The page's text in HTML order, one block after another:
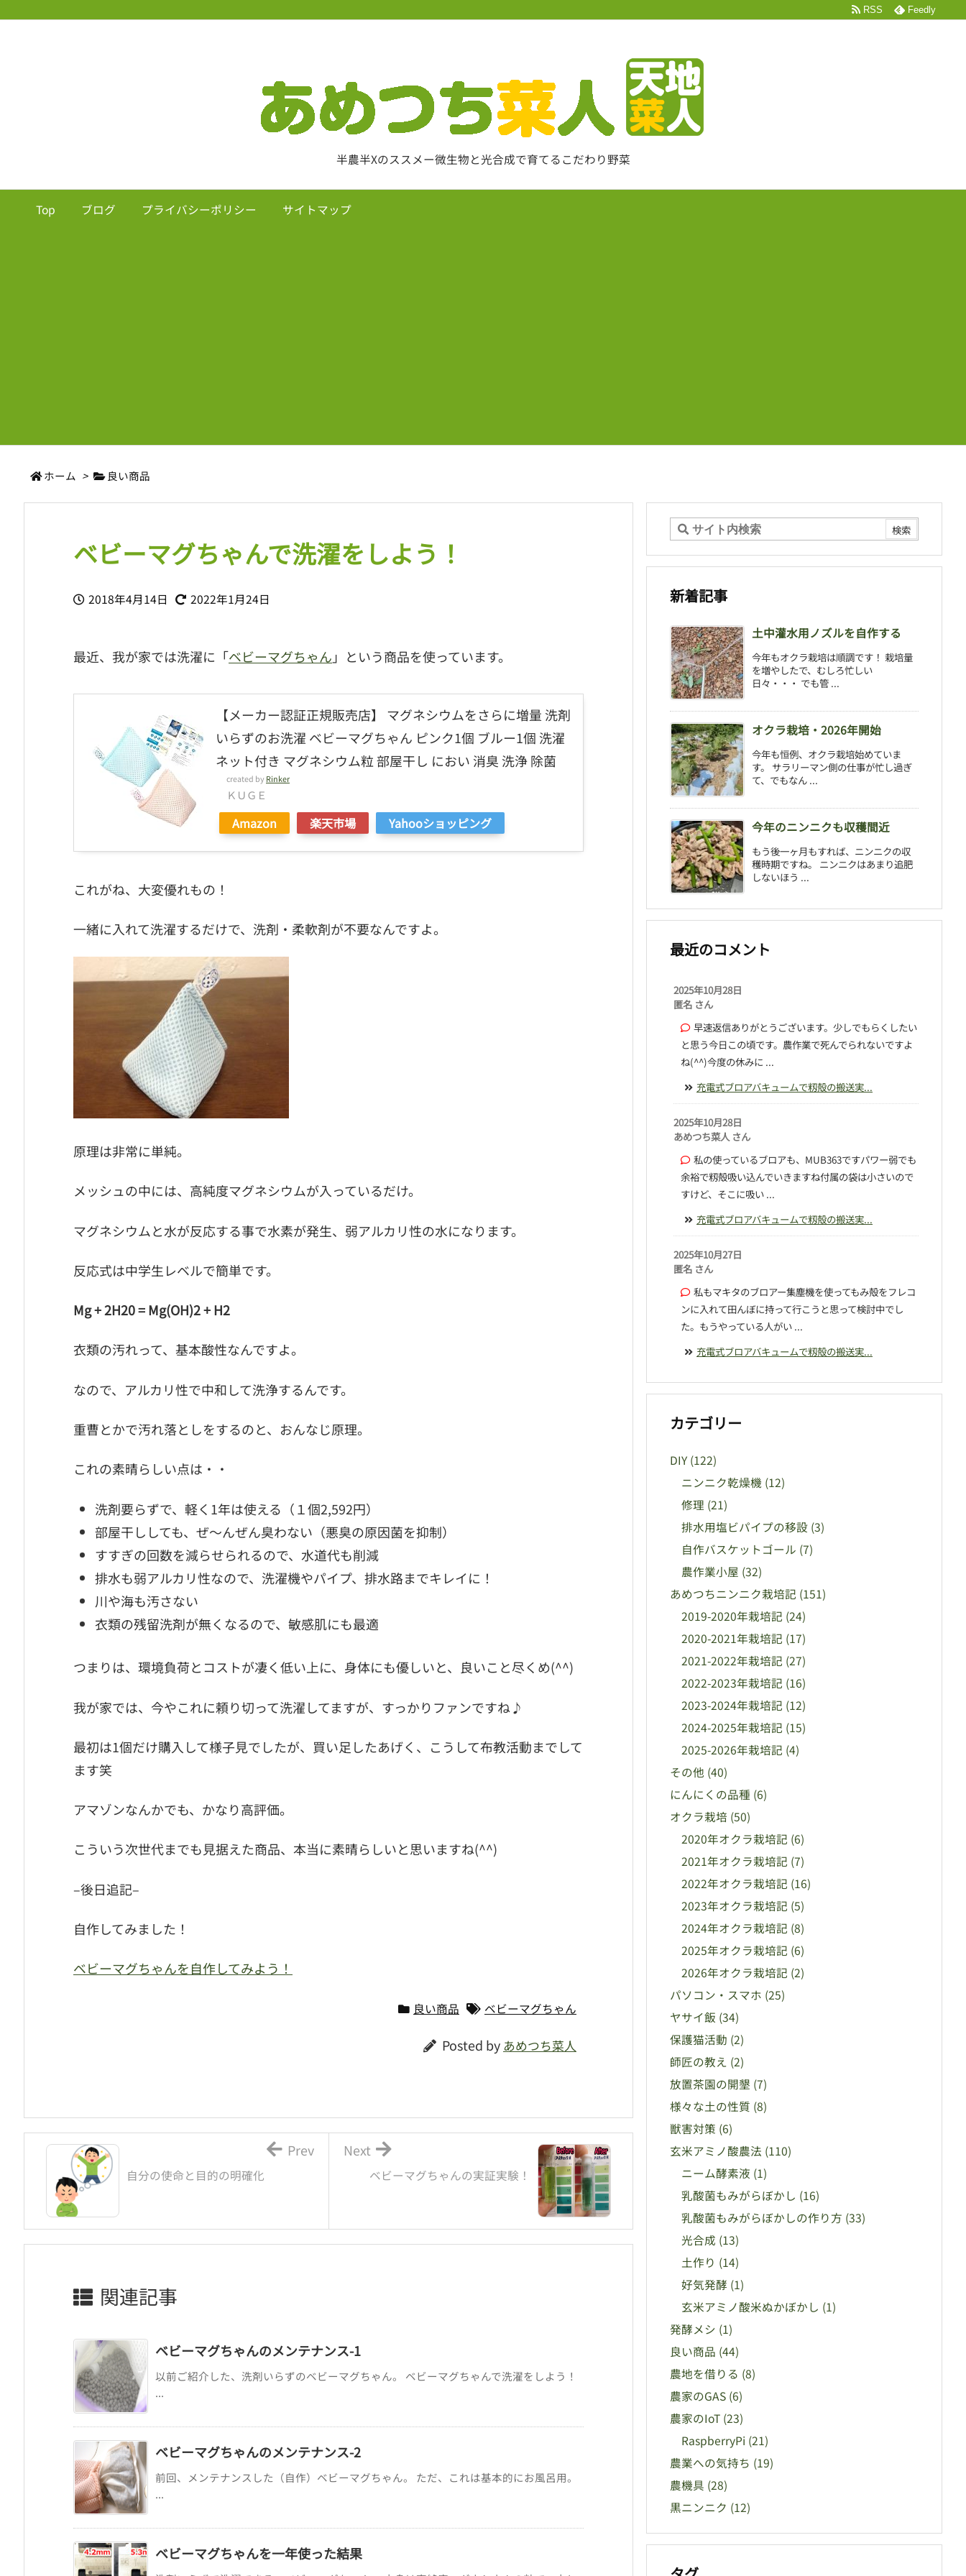
半農半Xのススメー微生物と光合成で育てるこだわり野菜
Top ブログ プライバシーポリシー サイトマップ
RSS Feedly
ホーム > 良い商品
ベビーマグちゃんで洗濯をしよう！
2018年4月14日 2022年1月24日
最近、我が家では洗濯に「ベビーマグちゃん 」という商品を使っています。
【メーカー認証正規販売店】 マグネシウムをさらに増量 洗剤
いらずのお洗濯 ベビーマグちゃん ピンク1個 ブルー1個 洗濯
ネット付き マグネシウム粒 部屋干し におい 消臭 洗浄 除菌
created by Rinker
ＫＵＧＥ
Amazon 楽天市場 Yahooショッピング
これがね、大変優れもの！
一緒に入れて洗濯するだけで、洗剤・柔軟剤が不要なんですよ。
原理は非常に単純。
メッシュの中には、高純度マグネシウムが入っているだけ。
マグネシウムと水が反応する事で水素が発生、弱アルカリ性の水になります。
反応式は中学生レベルで簡単です。
Mg + 2H20 = Mg(OH)2 + H2
衣類の汚れって、基本酸性なんですよ。
なので、アルカリ性で中和して洗浄するんです。
重曹とかで汚れ落としをするのと、おんなじ原理。
これの素晴らしい点は・・
洗剤要らずで、軽く1年は使える（１個2,592円）
部屋干ししても、ぜ～んぜん臭わない（悪臭の原因菌を抑制）
すすぎの回数を減らせられるので、水道代も削減
排水も弱アルカリ性なので、洗濯機やパイプ、排水路までキレイに！
川や海も汚さない
衣類の残留洗剤が無くなるので、敏感肌にも最適
つまりは、環境負荷とコストが凄く低い上に、身体にも優しいと、良いこと尽くめ(^^)
我が家では、今やこれに頼り切って洗濯してますが、すっかりファンですね♪
最初は1個だけ購入して様子見でしたが、買い足したあげく、こうして布教活動までして
ます笑
アマゾンなんかでも、かなり高評価。
こういう次世代までも見据えた商品、本当に素晴らしいと思いますね(^^)
–後日追記–
自作してみました！
ベビーマグちゃんを自作してみよう！
良い商品 ベビーマグちゃん
Posted by あめつち菜人
ベビーマグちゃんの実証実験！
Next
自分の使命と目的の明確化
Prev
関連記事
ベビーマグちゃんのメンテナンス-1
以前ご紹介した、洗剤いらずのベビーマグちゃん。 ベビーマグちゃんで洗濯をしよう！
...
ベビーマグちゃんのメンテナンス-2
前回、メンテナンスした（自作）ベビーマグちゃん。 ただ、これは基本的にお風呂用。
...
ベビーマグちゃんを一年使った結果
新着記事
土中灌水用ノズルを自作する
今年もオクラ栽培は順調です！ 栽培量
を増やしたで、むしろ忙しい
日々・・・ でも管 ...
オクラ栽培・2026年開始
今年も恒例、オクラ栽培始めていま
す。 サラリーマン側の仕事が忙し過ぎ
て、でもなん ...
今年のニンニクも収穫間近
もう後一ヶ月もすれば、ニンニクの収
穫時期ですね。 ニンニクはあまり追肥
しないほう ...
最近のコメント
2025年10月28日
匿名 さん
早速返信ありがとうございます。少しでもらくしたい
と思う今日この頃です。農作業で死んでられないですよ
ね(^^)今度の休みに ...
充電式ブロアバキュームで籾殻の搬送実...
2025年10月28日
あめつち菜人 さん
私の使っているブロアも、MUB363ですパワー弱でも
余裕で籾殻吸い込んでいきますね付属の袋は小さいので
すけど、そこに吸い ...
充電式ブロアバキュームで籾殻の搬送実...
2025年10月27日
匿名 さん
私もマキタのブロアー集塵機を使ってもみ殻をフレコ
ンに入れて田んぼに持って行こうと思って検討中でし
た。もうやっている人がい ...
充電式ブロアバキュームで籾殻の搬送実...
カテゴリー
DIY (122)
ニンニク乾燥機 (12)
修理 (21)
排水用塩ビパイプの移設 (3)
自作バスケットゴール (7)
農作業小屋 (32)
あめつちニンニク栽培記 (151)
2019-2020年栽培記 (24)
2020-2021年栽培記 (17)
2021-2022年栽培記 (27)
2022-2023年栽培記 (16)
2023-2024年栽培記 (12)
2024-2025年栽培記 (15)
2025-2026年栽培記 (4)
その他 (40)
にんにくの品種 (6)
オクラ栽培 (50)
2020年オクラ栽培記 (6)
2021年オクラ栽培記 (7)
2022年オクラ栽培記 (16)
2023年オクラ栽培記 (5)
2024年オクラ栽培記 (8)
2025年オクラ栽培記 (6)
2026年オクラ栽培記 (2)
パソコン・スマホ (25)
ヤサイ飯 (34)
保護猫活動 (2)
師匠の教え (2)
放置茶園の開墾 (7)
様々な土の性質 (8)
獣害対策 (6)
玄米アミノ酸農法 (110)
ニーム酵素液 (1)
乳酸菌もみがらぼかし (16)
乳酸菌もみがらぼかしの作り方 (33)
光合成 (13)
土作り (14)
好気発酵 (1)
玄米アミノ酸米ぬかぼかし (1)
発酵メシ (1)
良い商品 (44)
農地を借りる (8)
農家のGAS (6)
農家のIoT (23)
RaspberryPi (21)
農業への気持ち (19)
農機具 (28)
黒ニンニク (12)